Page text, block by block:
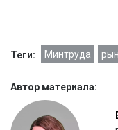
Теги: Минтруда
Автор материала: